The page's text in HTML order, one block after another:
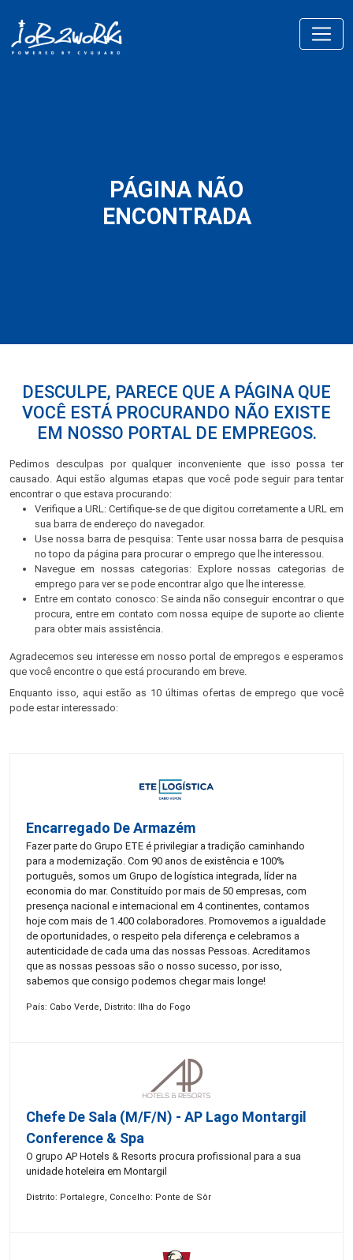
PÁGINA NÃO
ENCONTRADA
DESCULPE, PARECE QUE A PÁGINA QUE
VOCÊ ESTÁ PROCURANDO NÃO EXISTE
EM NOSSO PORTAL DE EMPREGOS.
Pedimos desculpas por qualquer inconveniente que isso possa ter
causado. Aqui estão algumas etapas que você pode seguir para tentar
encontrar o que estava procurando:
Verifique a URL: Certifique-se de que digitou corretamente a URL em
sua barra de endereço do navegador.
Use nossa barra de pesquisa: Tente usar nossa barra de pesquisa
no topo da página para procurar o emprego que lhe interessou.
Navegue em nossas categorias: Explore nossas categorias de
emprego para ver se pode encontrar algo que lhe interesse.
Entre em contato conosco: Se ainda não conseguir encontrar o que
procura, entre em contato com nossa equipe de suporte ao cliente
para obter mais assistência.
Agradecemos seu interesse em nosso portal de empregos e esperamos
que você encontre o que está procurando em breve.
Enquanto isso, aqui estão as 10 últimas ofertas de emprego que você
pode estar interessado:
Encarregado De Armazém
Fazer parte do Grupo ETE é privilegiar a tradição caminhando
para a modernização. Com 90 anos de existência e 100%
português, somos um Grupo de logística integrada, líder na
economia do mar. Constituído por mais de 50 empresas, com
presença nacional e internacional em 4 continentes, contamos
hoje com mais de 1.400 colaboradores. Promovemos a igualdade
de oportunidades, o respeito pela diferença e celebramos a
autenticidade de cada uma das nossas Pessoas. Acreditamos
que as nossas pessoas são o nosso sucesso, por isso,
sabemos que consigo podemos chegar mais longe!
País: Cabo Verde, Distrito: Ilha do Fogo
Chefe De Sala (M/F/N) - AP Lago Montargil
Conference & Spa
O grupo AP Hotels & Resorts procura profissional para a sua
unidade hoteleira em Montargil
Distrito: Portalegre, Concelho: Ponte de Sôr